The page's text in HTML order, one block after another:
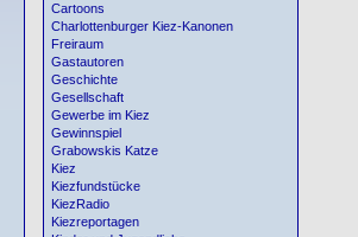
Cartoons
Charlottenburger Kiez-Kanonen
Freiraum
Gastautoren
Geschichte
Gesellschaft
Gewerbe im Kiez
Gewinnspiel
Grabowskis Katze
Kiez
Kiezfundstücke
KiezRadio
Kiezreportagen